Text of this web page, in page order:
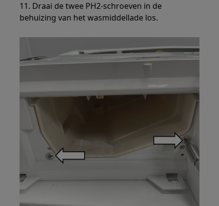
11. Draai de twee PH2-schroeven in de
behuizing van het wasmiddellade los.